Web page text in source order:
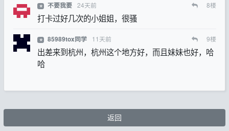
⭐ 不要我要 24天前 8楼
打卡过好几次的小姐姐，很骚
⭐ 85989tox同学 11天前 9楼
出差来到杭州，杭州这个地方好，而且妹妹也好，哈
哈
返回